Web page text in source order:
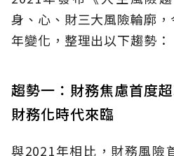
身、心、財三大風險輪廓
年變化，整理出以下趨勢：
趨勢一：財務焦慮首度
財務化時代來臨
與2021年相比，財務風險